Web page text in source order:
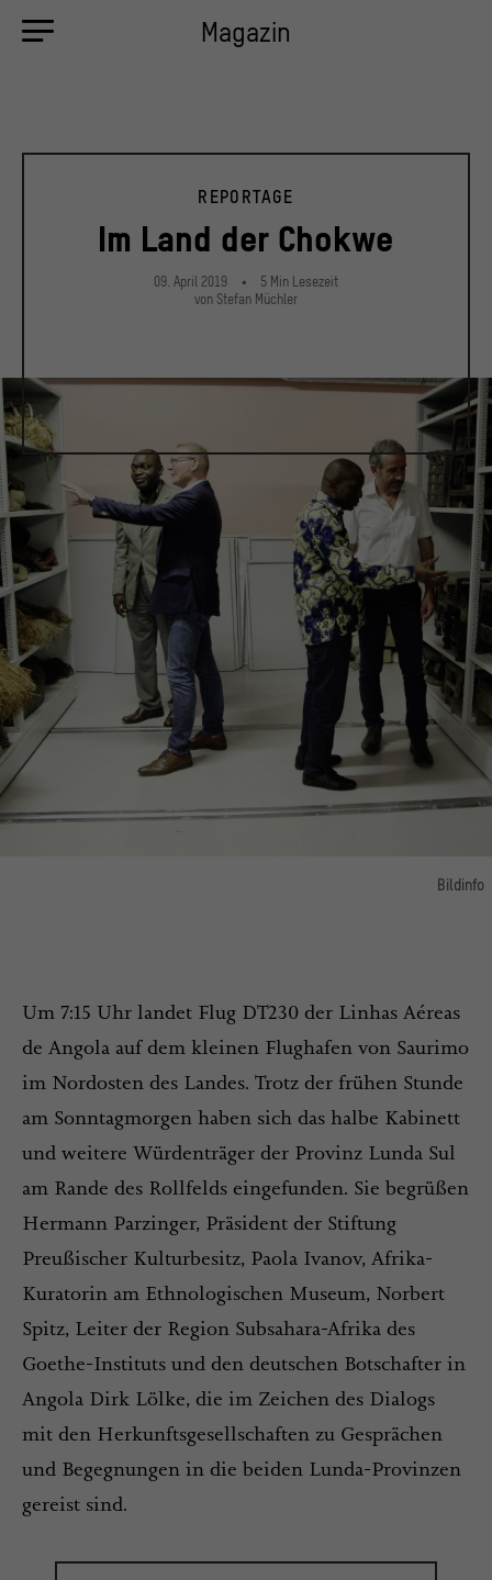
Magazin
REPORTAGE
Im Land der Chokwe
09. April 2019 5 MinLesezeit
von Stefan Müchler
Bildinfo
Um 7:15 Uhr landet Flug DT230 der Linhas Aéreas
de Angola auf dem kleinen Flughafen von Saurimo
im Nordosten des Landes. Trotz der frühen Stunde
am Sonntagmorgen haben sich das halbe Kabinett
und weitere Würdenträger der Provinz Lunda Sul
am Rande des Rollfelds eingefunden. Sie begrüßen
Hermann Parzinger, Präsident der Stiftung
Preußischer Kulturbesitz, Paola Ivanov, Afrika-
Kuratorin am Ethnologischen Museum, Norbert
Spitz, Leiter der Region Subsahara-Afrika des
Goethe-Instituts und den deutschen Botschafter in
Angola Dirk Lölke, die im Zeichen des Dialogs
mit den Herkunftsgesellschaften zu Gesprächen
und Begegnungen in die beiden Lunda-Provinzen
gereist sind.